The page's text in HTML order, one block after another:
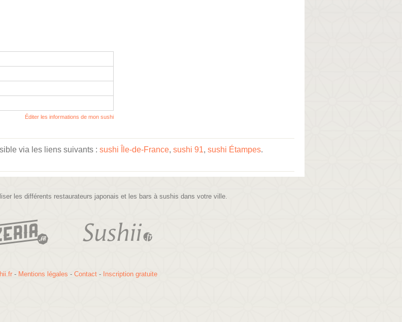
Éditer les informations de mon sushi
via les liens suivants : sushi Île-de-France, sushi 91, sushi Étampes.
les différents restaurateurs japonais et les bars à sushis dans votre ville.
- Mentions légales - Contact - Inscription gratuite